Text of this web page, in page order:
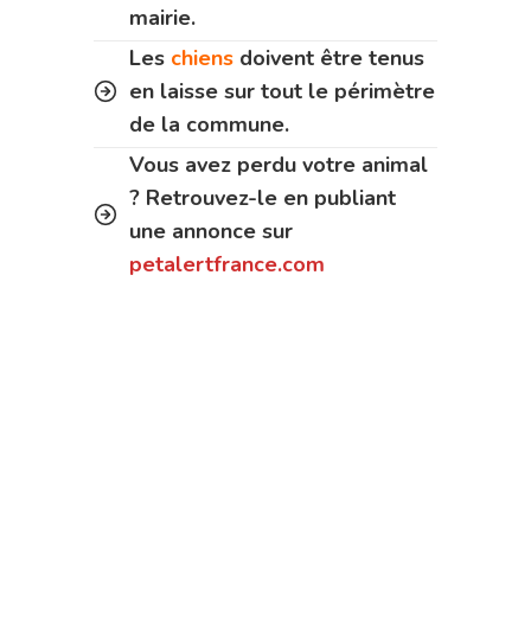
mairie.
Les chiens doivent être tenus
en laisse sur tout le périmètre
de la commune.
Vous avez perdu votre animal
? Retrouvez-le en publiant
une annonce sur
petalertfrance.com